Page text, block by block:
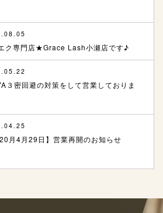
ク専門店★Grace Lash小瀬店です♪
３密回避の対策をして営業しておりま
月4月29日】営業再開のお知らせ